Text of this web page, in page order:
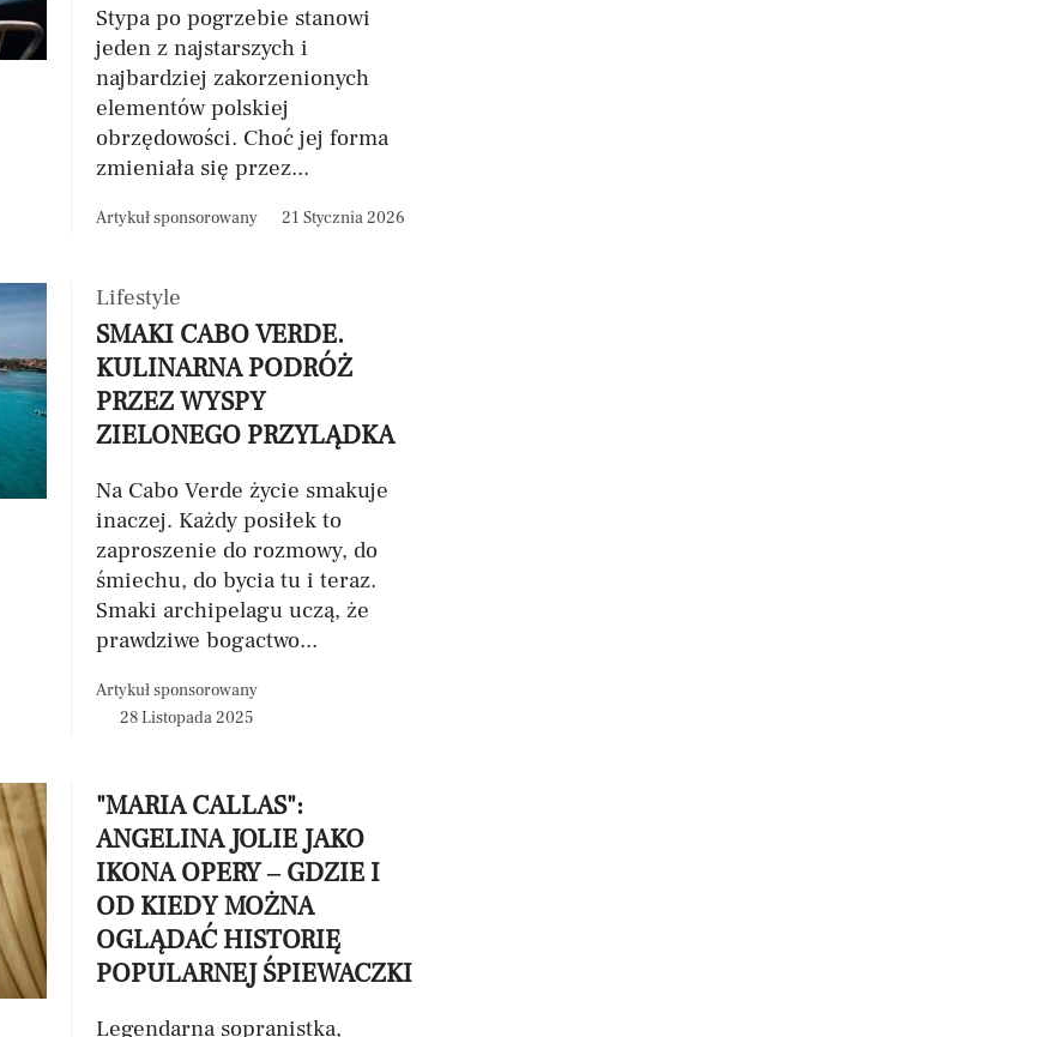
Stypa po pogrzebie stanowi
jeden z najstarszych i
najbardziej zakorzenionych
elementów polskiej
obrzędowości. Choć jej forma
zmieniała się przez...
Artykuł sponsorowany 21 Stycznia 2026
Lifestyle
SMAKI CABO VERDE.
KULINARNA PODRÓŻ
PRZEZ WYSPY
ZIELONEGO PRZYLĄDKA
Na Cabo Verde życie smakuje
inaczej. Każdy posiłek to
zaproszenie do rozmowy, do
śmiechu, do bycia tu i teraz.
Smaki archipelagu uczą, że
prawdziwe bogactwo...
Artykuł sponsorowany
28 Listopada 2025
"MARIA CALLAS":
ANGELINA JOLIE JAKO
IKONA OPERY – GDZIE I
OD KIEDY MOŻNA
OGLĄDAĆ HISTORIĘ
POPULARNEJ ŚPIEWACZKI
Legendarna sopranistka,